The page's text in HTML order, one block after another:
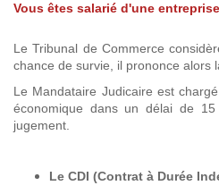
Vous êtes salarié d'une
Le Tribunal de Commerce
chance de survie, il prononce alors
Le Mandataire Judicaire est
économique dans un délai de
jugement.
Le CDI (Contrat à Durée